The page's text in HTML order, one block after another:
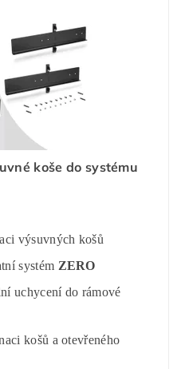
koše do systému
výsuvných košů
systém ZERO
uchycení do rámové
košů a otevřeného